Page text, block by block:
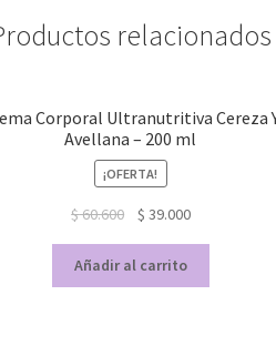
ml
relacionados
Corporal Ultranutritiva Cereza
Avellana – 200 ml
¡OFERTA!
$60.600 $ 39.000
Añadir al carrito